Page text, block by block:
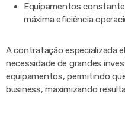
Equipamentos
máxima eficiência
A contratação especializada
necessidade de grandes
equipamentos, permitindo
business, maximizando